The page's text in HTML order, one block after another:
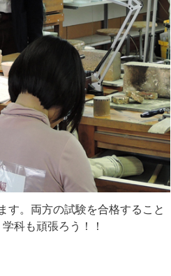
す。両方の試験を合格すること
科も頑張ろう！！